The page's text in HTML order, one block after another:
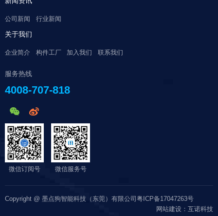
公司新闻 行业新闻
关于我们
企业简介 构件工厂 加入我们 联系我们
服务热线
4008-707-818
微信订阅号 微信服务号
Copyright @ 墨点狗智能科技（东莞）有限公司 粤ICP备17047263号
网站建设：互诺科技